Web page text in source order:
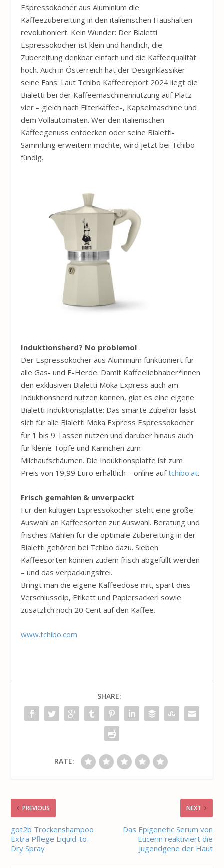
Espressokocher aus Aluminium die
Kaffeezubereitung in den italienischen Haushalten
revolutioniert. Kein Wunder: Der Bialetti
Espressokocher ist klein und handlich, die
Zubereitung denkbar einfach und die Kaffeequalität
hoch. Auch in Österreich hat der Designklassiker
seine Fans: Laut Tchibo Kaffeereport 2024 liegt die
Bialetti bei der Kaffeemaschinennutzung auf Platz
vier – gleich nach Filterkaffee-, Kapselmaschine und
dem Vollautomaten. Wer den italienischen
Kaffeegenuss entdecken oder seine Bialetti-
Sammlung erweitern möchte, wird jetzt bei Tchibo
fündig.
Induktionsherd? No problemo!
Der Espressokocher aus Aluminium funktioniert für
alle Gas- und E-Herde. Damit Kaffeeliebhaber*innen
den exklusiven Bialetti Moka Express auch am
Induktionsherd nutzen können, gibt es eine eigene
Bialetti Induktionsplatte: Das smarte Zubehör lässt
sich für alle Bialetti Moka Express Espressokocher
für 1 bis 9 Tassen nutzen und darüber hinaus auch
für kleine Töpfe und Kännchen zum
Milchaufschäumen. Die Induktionsplatte ist zum
Preis von 19,99 Euro erhältlich – online auftchibo.at.
Frisch gemahlen & unverpackt
Für den kultigen Espressokocher steht eine große
Auswahl an Kaffeesorten zur Auswahl. Beratung und
frisches Mahlen für die optimale Zubereitung in der
Bialetti gehören bei Tchibo dazu. Sieben
Kaffeesorten können zudem frisch abgefüllt werden
– und das verpackungsfrei.
Bringt man die eigene Kaffeedose mit, spart dies
Verschlussclip, Etikett und Papiersackerl sowie
zusätzlich noch 20 Cent auf den Kaffee.
www.tchibo.com
SHARE:
RATE:
PREVIOUS
got2b Trockenshampoo
Extra Pflege Liquid-to-
Dry Spray
NEXT
Das Epigenetic Serum von
Eucerin reaktiviert die
Jugendgene der Haut